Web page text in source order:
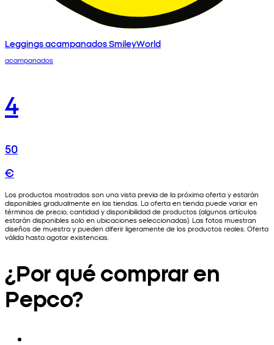
Leggings acampanados SmileyWorld
acampanados
4
50
€
Los productos mostrados son una vista previa de la próxima oferta y estarán
disponibles gradualmente en las tiendas. La oferta en tienda puede variar en
términos de precio, cantidad y disponibilidad de productos (algunos artículos
estarán disponibles solo en ubicaciones seleccionadas). Las fotos muestran
diseños de muestra y pueden diferir ligeramente de los productos reales. Oferta
válida hasta agotar existencias.
¿Por qué comprar en
Pepco?